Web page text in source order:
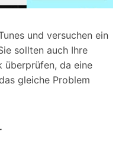
und versuchen ein
sollten auch Ihre
überprüfen, da eine
gleiche Problem